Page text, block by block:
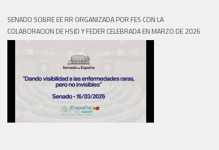
SENADO SOBRE EE RR ORGANIZADA POR FES CON LA
COLABORACION DE HSJD Y FEDER CELEBRADA EN MARZO DE 2026